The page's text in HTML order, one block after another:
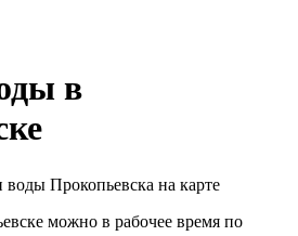
в
воды Прокопьевска на карте
можно в рабочее время по